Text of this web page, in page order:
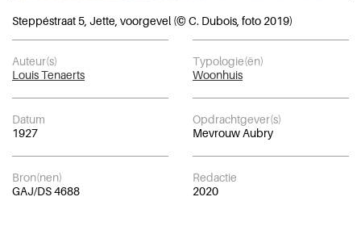
Steppéstraat 5, Jette, voorgevel (© C. Dubois, foto 2019)
Auteur(s)
Louis Tenaerts
Typologie(ën)
Woonhuis
Datum
1927
Opdrachtgever(s)
Mevrouw Aubry
Bron(nen)
GAJ/DS 4688
Redactie
2020